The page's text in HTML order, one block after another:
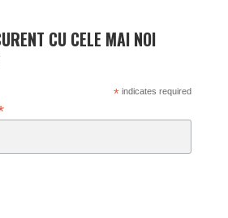
CU CELE MAI NOI
*indicates required